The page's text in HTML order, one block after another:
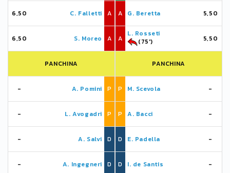
6,50 C. Falletti A
6,50 S. Moreo A
PANCHINA
- A. Pomini P
- L. Avogadri P
- A. Salvi D
- A. Ingegneri D
A G. Beretta 5,50
A
L. Rosseti
(75')
5,50
PANCHINA
P M. Scevola -
P A. Bacci -
D E. Padella -
D I. de Santis -